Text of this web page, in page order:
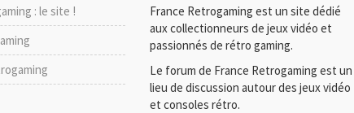
: le site !
France Retrogaming est un site dédié
aux collectionneurs de jeux vidéo et
passionnés de rétro gaming.
Le forum de France Retrogaming est un
lieu de discussion autour des jeux vidéo
et consoles rétro.